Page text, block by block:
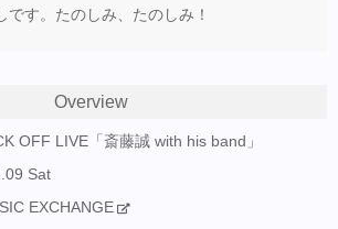
です。たのしみ、たのしみ！
Overview
OFF LIVE「斎藤誠 with his band」
Sat
EXCHANGE